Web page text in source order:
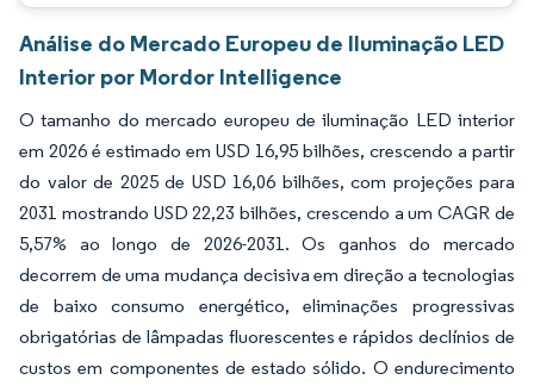
Análise do Mercado Europeu de Iluminação LED
Interior por Mordor Intelligence
O tamanho do mercado europeu de iluminação LED interior
em 2026 é estimado em USD 16,95 bilhões, crescendo a partir
do valor de 2025 de USD 16,06 bilhões, com projeções para
2031 mostrando USD 22,23 bilhões, crescendo a um CAGR de
5,57% ao longo de 2026-2031. Os ganhos do mercado
decorrem de uma mudança decisiva em direção a tecnologias
de baixo consumo energético, eliminações progressivas
obrigatórias de lâmpadas fluorescentes e rápidos declínios de
custos em componentes de estado sólido. O endurecimento